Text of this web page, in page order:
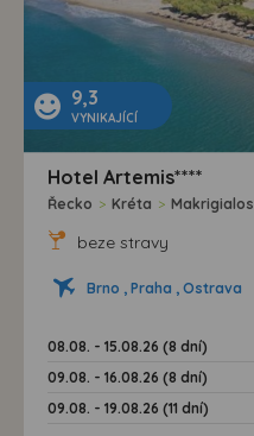
9,3
VYNIKAJÍCÍ
Hotel Artemis****
Řecko > Kréta > Makrigialos
beze stravy
Brno , Praha , Ostrava
08.08. - 15.08.26 (8 dní)
09.08. - 16.08.26 (8 dní)
09.08. - 19.08.26 (11 dní)